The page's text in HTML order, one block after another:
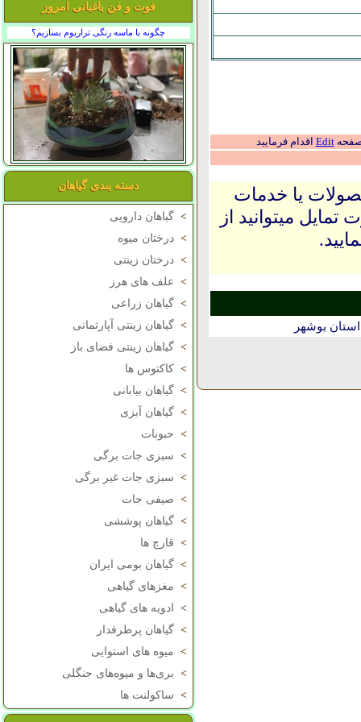
فوت و فن باغبانی امروز
چگونه با ماسه رنگی تراریوم بسازیم؟
دسته بندی گیاهان
> گیاهان دارویی
> درختان میوه
> درختان زینتی
> علف های هرز
> گیاهان زراعی
> گیاهان زینتی آپارتمانی
> گیاهان زینتی فضای باز
> کاکتوس ها
> گیاهان بیابانی
> گیاهان آبزی
> حبوبات
> سبزی جات برگی
> سبزی جات غیر برگی
> صیفی جات
> گیاهان پوششی
> قارچ ها
> گیاهان بومی ایران
> مغزهای گیاهی
>
ادویه های گیاهی
> گیاهان پرطرفدار
> میوه های استوایی
> بری‌ها و میوه‌های جنگلی
> ساکولنت ها
صفحهEdit اقدام فرمایید
یا خدمات
میتوانید از
بوشهر